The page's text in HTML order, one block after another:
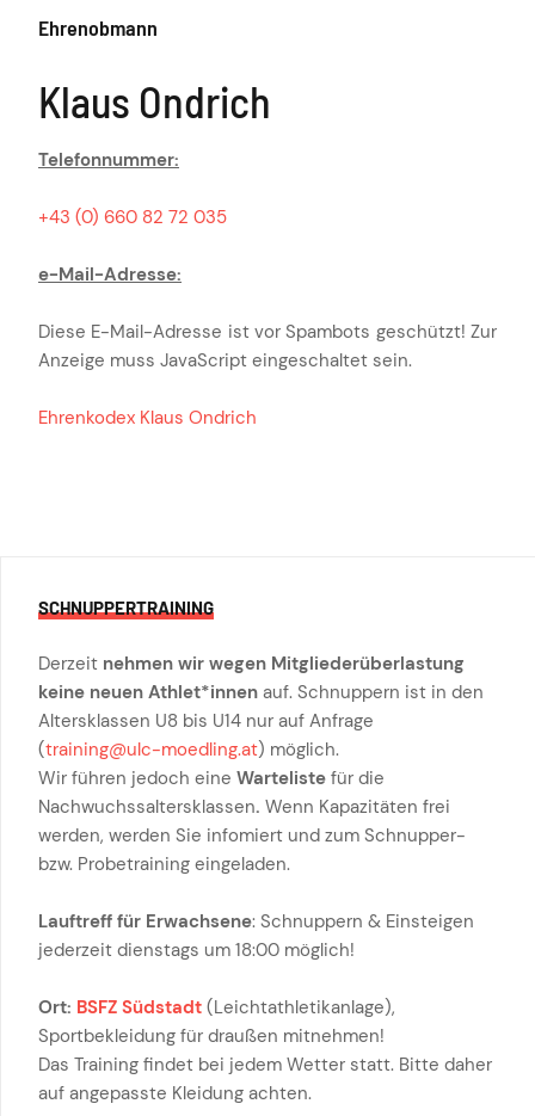
Ehrenobmann
Klaus Ondrich
Telefonnummer:
+43 (0) 660 82 72 035
e-Mail-Adresse:
Diese E-Mail-Adresse ist vor Spambots geschützt! Zur
Anzeige muss JavaScript eingeschaltet sein.
Ehrenkodex Klaus Ondrich
SCHNUPPERTRAINING
Derzeit nehmen wir wegen Mitgliederüberlastung
keine neuen Athlet*innen auf. Schnuppern ist in den
Altersklassen U8 bis U14 nur auf Anfrage
(training@ulc-moedling.at) möglich.
Wir führen jedoch eine Warteliste für die
Nachwuchssaltersklassen. Wenn Kapazitäten frei
werden, werden Sie infomiert und zum Schnupper-
bzw. Probetraining eingeladen.
Lauftreff für Erwachsene: Schnuppern & Einsteigen
jederzeit dienstags um 18:00 möglich!
Ort: BSFZ Südstadt (Leichtathletikanlage),
Sportbekleidung für draußen mitnehmen!
Das Training findet bei jedem Wetter statt. Bitte daher
auf angepasste Kleidung achten.